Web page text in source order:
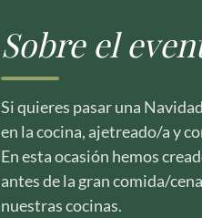
Sobre el
Si quieres pasar una
en la cocina, ajetreado/a y
En esta ocasión hemos
antes de la gran comida/
nuestras cocinas.